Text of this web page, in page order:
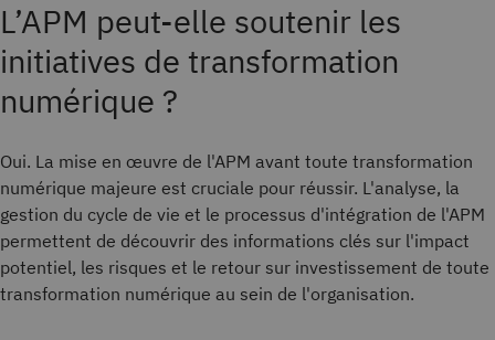
L’APM peut-elle soutenir les
initiatives de transformation
numérique ?
Oui. La mise en œuvre de l'APM avant toute transformation
numérique majeure est cruciale pour réussir. L'analyse, la
gestion du cycle de vie et le processus d'intégration de l'APM
permettent de découvrir des informations clés sur l'impact
potentiel, les risques et le retour sur investissement de toute
transformation numérique au sein de l'organisation.